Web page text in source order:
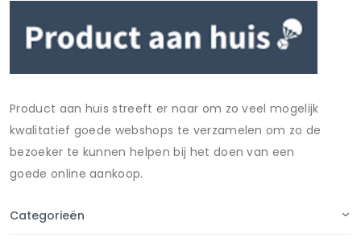
Product aan huis streeft er naar om zo veel mogelijk
kwalitatief goede webshops te verzamelen om zo de
bezoeker te kunnen helpen bij het doen van een
goede online aankoop.
Categorieën